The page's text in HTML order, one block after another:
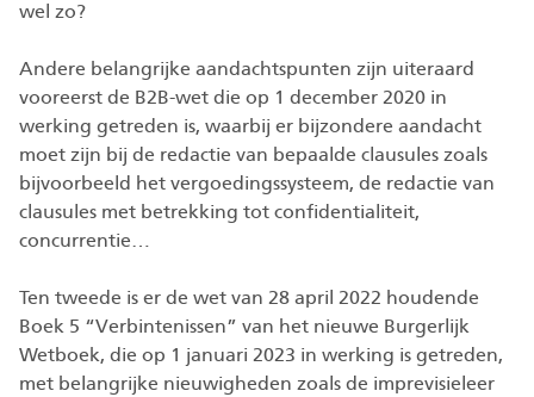
wel zo?
Andere belangrijke aandachtspunten zijn uiteraard
vooreerst de B2B-wet die op 1 december 2020 in
werking getreden is, waarbij er bijzondere aandacht
moet zijn bij de redactie van bepaalde clausules zoals
bijvoorbeeld het vergoedingssysteem, de redactie van
clausules met betrekking tot confidentialiteit,
concurrentie…
Ten tweede is er de wet van 28 april 2022 houdende
Boek 5 “Verbintenissen” van het nieuwe Burgerlijk
Wetboek, die op 1 januari 2023 in werking is getreden,
met belangrijke nieuwigheden zoals de imprevisieleer